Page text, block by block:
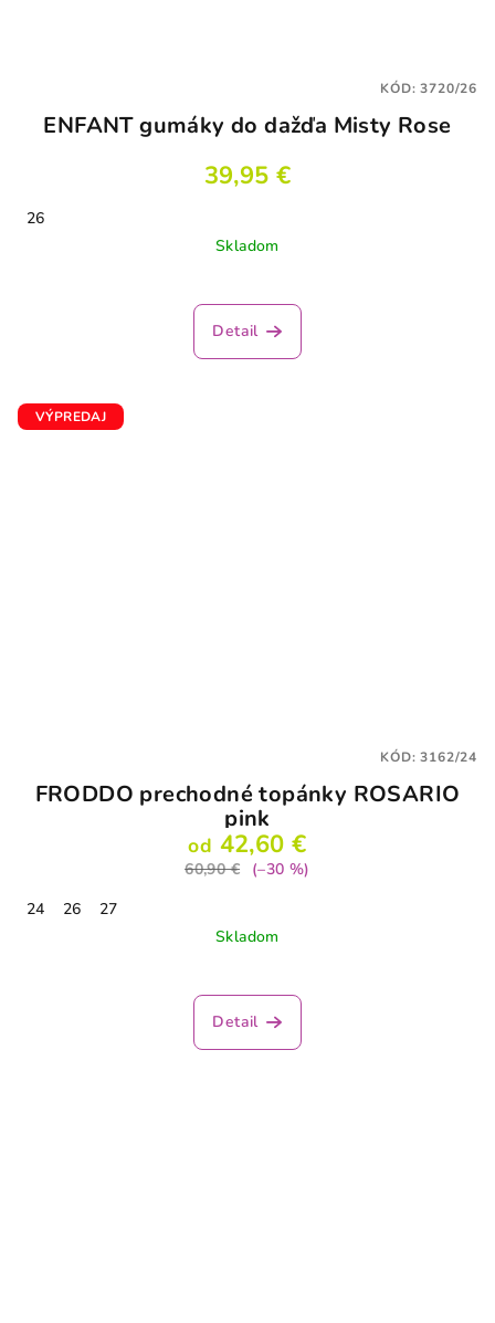
ENFANT gumáky do dažďa Misty Rose
39,95 €
26
Skladom
Detail
KÓD:3720/26
VÝPREDAJ
FRODDO prechodné topánky ROSARIO
pink
od 42,60 €
60,90 €
(–30 %)
24
26
27
Skladom
Detail
KÓD:3162/24